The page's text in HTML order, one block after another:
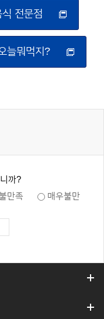
식 전문점
늘뭐먹지?
까?
만족
매우불만